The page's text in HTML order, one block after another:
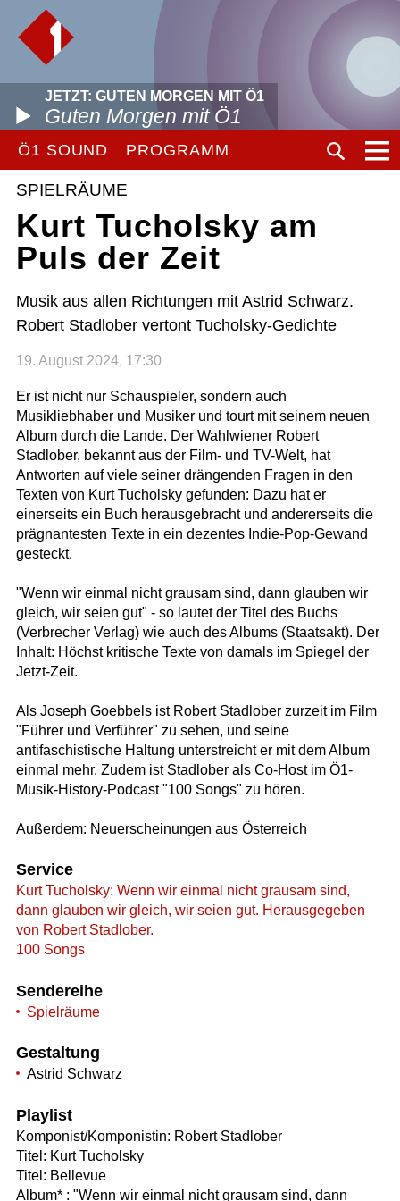
JETZT: GUTEN MORGEN MIT Ö1
Guten Morgen mit Ö1
Ö1 SOUND PROGRAMM
SPIELRÄUME
Kurt Tucholsky am
Puls der Zeit
Musik aus allen Richtungen mit Astrid Schwarz.
Robert Stadlober vertont Tucholsky-Gedichte
19. August 2024, 17:30
Er ist nicht nur Schauspieler, sondern auch
Musikliebhaber und Musiker und tourt mit seinem neuen
Album durch die Lande. Der Wahlwiener Robert
Stadlober, bekannt aus der Film- und TV-Welt, hat
Antworten auf viele seiner drängenden Fragen in den
Texten von Kurt Tucholsky gefunden: Dazu hat er
einerseits ein Buch herausgebracht und andererseits die
prägnantesten Texte in ein dezentes Indie-Pop-Gewand
gesteckt.
"Wenn wir einmal nicht grausam sind, dann glauben wir
gleich, wir seien gut" - so lautet der Titel des Buchs
(Verbrecher Verlag) wie auch des Albums (Staatsakt). Der
Inhalt: Höchst kritische Texte von damals im Spiegel der
Jetzt-Zeit.
Als Joseph Goebbels ist Robert Stadlober zurzeit im Film
"Führer und Verführer" zu sehen, und seine
antifaschistische Haltung unterstreicht er mit dem Album
einmal mehr. Zudem ist Stadlober als Co-Host im Ö1-
Musik-History-Podcast "100 Songs" zu hören.
Außerdem: Neuerscheinungen aus Österreich
Service
Kurt Tucholsky: Wenn wir einmal nicht grausam sind,
dann glauben wir gleich, wir seien gut. Herausgegeben
von Robert Stadlober.
100 Songs
Sendereihe
Spielräume
Gestaltung
Astrid Schwarz
Playlist
Komponist/Komponistin: Robert Stadlober
Titel: Kurt Tucholsky
Titel: Bellevue
Album* : "Wenn wir einmal nicht grausam sind, dann